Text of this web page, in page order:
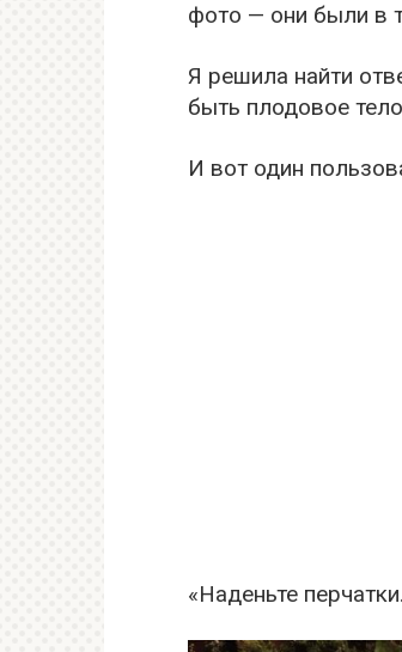
фото — они были в
Я решила найти
быть плодовое
И вот один
«Наденьте